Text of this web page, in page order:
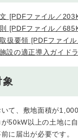
[PDFファイル／
[PDFファイル／
扱要領 [PDFファイ
設の適正導入ガイド
て、敷地面積が
50kW以上の土地に
に届出が必要です。